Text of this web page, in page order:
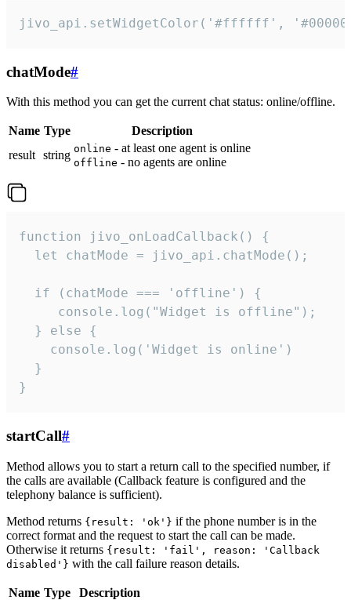
jivo_api.setWidgetColor('#ffffff',
chatMode#
With this method you can get the current chat status: online/offline.
Name Type
Description
result string online - at least one agent is online
offline - no agents are online
function jivo_onLoadCallback() {
  let chatMode = jivo_api.chatMode();
  if (chatMode === 'offline') {
     console.log("Widget is offline");
  } else {
    console.log('Widget is online')
  }
}
startCall#
Method allows you to start a return call to the specified number, if
the calls are available (Callback feature is configured and the
telephony balance is sufficient).
Method returns {result: 'ok'} if the phone number is in the
correct format and the request to start the call can be made.
Otherwise it returns {result: 'fail', reason: 'Callback
disabled'} with the call failure reason details.
Name Type
Description